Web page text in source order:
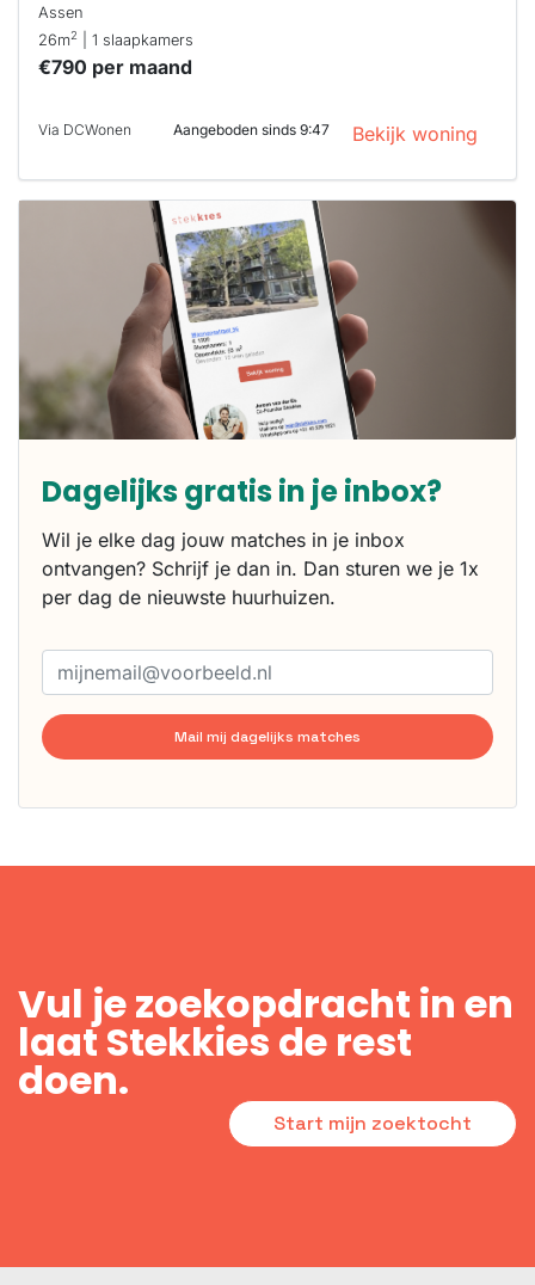
Assen
26m2 | 1 slaapkamers
€790 per maand
Via DCWonen Aangeboden sinds 9:47 Bekijk woning
Dagelijks gratis in je inbox?
Wil je elke dag jouw matches in je inbox
ontvangen? Schrijf je dan in. Dan sturen we je 1x
per dag de nieuwste huurhuizen.
Mail mij dagelijks matches
Vul je zoekopdracht in en
laat Stekkies de rest
doen.
Start mijn zoektocht